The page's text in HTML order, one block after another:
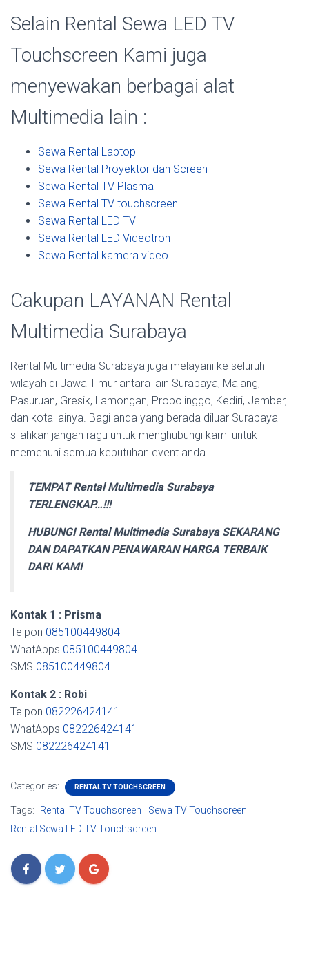
Selain Rental Sewa LED TV
Touchscreen Kami juga
menyewakan berbagai alat
Multimedia lain :
Sewa Rental Laptop
Sewa Rental Proyektor dan Screen
Sewa Rental TV Plasma
Sewa Rental TV touchscreen
Sewa Rental LED TV
Sewa Rental LED Videotron
Sewa Rental kamera video
Cakupan LAYANAN Rental
Multimedia Surabaya
Rental Multimedia Surabaya juga melayani ke seluruh
wilayah di Jawa Timur antara lain Surabaya, Malang,
Pasuruan, Gresik, Lamongan, Probolinggo, Kediri, Jember,
dan kota lainya. Bagi anda yang berada diluar Surabaya
silahkan jangan ragu untuk menghubungi kami untuk
memenuhi semua kebutuhan event anda.
TEMPAT Rental Multimedia Surabaya
TERLENGKAP…!!!
HUBUNGI Rental Multimedia Surabaya SEKARANG
DAN DAPATKAN PENAWARAN HARGA TERBAIK
DARI KAMI
Kontak 1 : Prisma
Telpon 085100449804
WhatApps 085100449804
SMS 085100449804
Kontak 2 : Robi
Telpon 082226424141
WhatApps 082226424141
SMS 082226424141
Categories: RENTAL TV TOUCHSCREEN
Tags: Rental TV Touchscreen
Sewa TV Touchscreen
Rental Sewa LED TV Touchscreen